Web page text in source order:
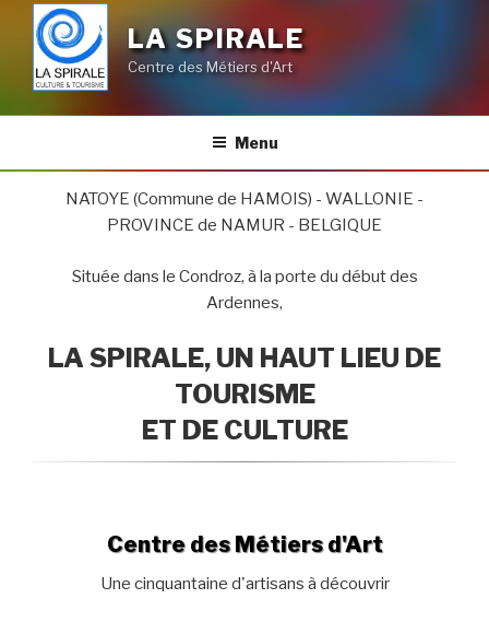
LA SPIRALE
Centre des Métiers d'Art
Menu
NATOYE (Commune de HAMOIS) - WALLONIE -
PROVINCE de NAMUR - BELGIQUE
Située dans le Condroz, à la porte du début des
Ardennes,
LA SPIRALE, UN HAUT LIEU DE
TOURISME
ET DE CULTURE
Centre des Métiers d'Art
Une cinquantaine d'artisans à découvrir